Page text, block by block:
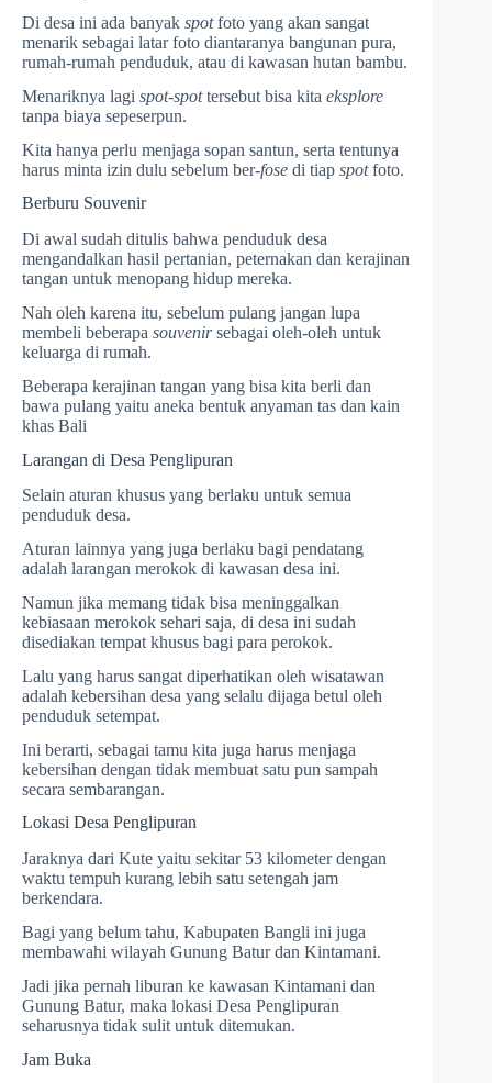
Di desa ini ada banyak spotfoto yang akan sangat
menarik sebagai latar foto diantaranya bangunan pura,
rumah-rumah penduduk, atau di kawasan hutan bambu.
Menariknya lagi spot-spottersebut bisa kita eksplore
tanpa biaya sepeserpun.
Kita hanya perlu menjaga sopan santun, serta tentunya
harus minta izin dulu sebelum ber-fose di tiap spotfoto.
Berburu Souvenir
Di awal sudah ditulis bahwa penduduk desa
mengandalkan hasil pertanian, peternakan dan kerajinan
tangan untuk menopang hidup mereka.
Nah oleh karena itu, sebelum pulang jangan lupa
membeli beberapa souvenirsebagai oleh-oleh untuk
keluarga di rumah.
Beberapa kerajinan tangan yang bisa kita berli dan
bawa pulang yaitu aneka bentuk anyaman tas dan kain
khas Bali
Larangan di Desa Penglipuran
Selain aturan khusus yang berlaku untuk semua
penduduk desa.
Aturan lainnya yang juga berlaku bagi pendatang
adalah larangan merokok di kawasan desa ini.
Namun jika memang tidak bisa meninggalkan
kebiasaan merokok sehari saja, di desa ini sudah
disediakan tempat khusus bagi para perokok.
Lalu yang harus sangat diperhatikan oleh wisatawan
adalah kebersihan desa yang selalu dijaga betul oleh
penduduk setempat.
Ini berarti, sebagai tamu kita juga harus menjaga
kebersihan dengan tidak membuat satu pun sampah
secara sembarangan.
Lokasi Desa Penglipuran
Jaraknya dari Kute yaitu sekitar 53 kilometer dengan
waktu tempuh kurang lebih satu setengah jam
berkendara.
Bagi yang belum tahu, Kabupaten Bangli ini juga
membawahi wilayah Gunung Batur dan Kintamani.
Jadi jika pernah liburan ke kawasan Kintamani dan
Gunung Batur, maka lokasi Desa Penglipuran
seharusnya tidak sulit untuk ditemukan.
Jam Buka